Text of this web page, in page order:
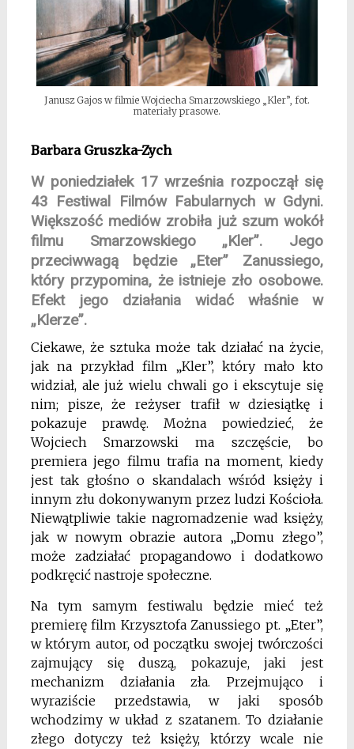
Janusz Gajos w filmie Wojciecha Smarzowskiego „Kler”, fot.
materiały prasowe.
Barbara Gruszka-Zych
W poniedziałek 17 września rozpoczął się
43 Festiwal Filmów Fabularnych w Gdyni.
Większość mediów zrobiła już szum wokół
filmu Smarzowskiego „Kler”. Jego
przeciwwagą będzie „Eter” Zanussiego,
który przypomina, że istnieje zło osobowe.
Efekt jego działania widać właśnie w
„Klerze”.
Ciekawe, że sztuka może tak działać na życie,
jak na przykład film „Kler”, który mało kto
widział, ale już wielu chwali go i ekscytuje się
nim; pisze, że reżyser trafił w dziesiątkę i
pokazuje prawdę. Można powiedzieć, że
Wojciech Smarzowski ma szczęście, bo
premiera jego filmu trafia na moment, kiedy
jest tak głośno o skandalach wśród księży i
innym złu dokonywanym przez ludzi Kościoła.
Niewątpliwie takie nagromadzenie wad księży,
jak w nowym obrazie autora „Domu złego”,
może zadziałać propagandowo i dodatkowo
podkręcić nastroje społeczne.
Na tym samym festiwalu będzie mieć też
premierę film Krzysztofa Zanussiego pt. „Eter”,
w którym autor, od początku swojej twórczości
zajmujący się duszą, pokazuje, jaki jest
mechanizm działania zła. Przejmująco i
wyraziście przedstawia, w jaki sposób
wchodzimy w układ z szatanem. To działanie
złego dotyczy też księży, którzy wcale nie